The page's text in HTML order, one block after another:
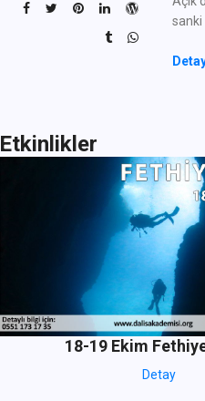
sanki
Etkinlikler
18-19 Ekim Fethiye
Detay